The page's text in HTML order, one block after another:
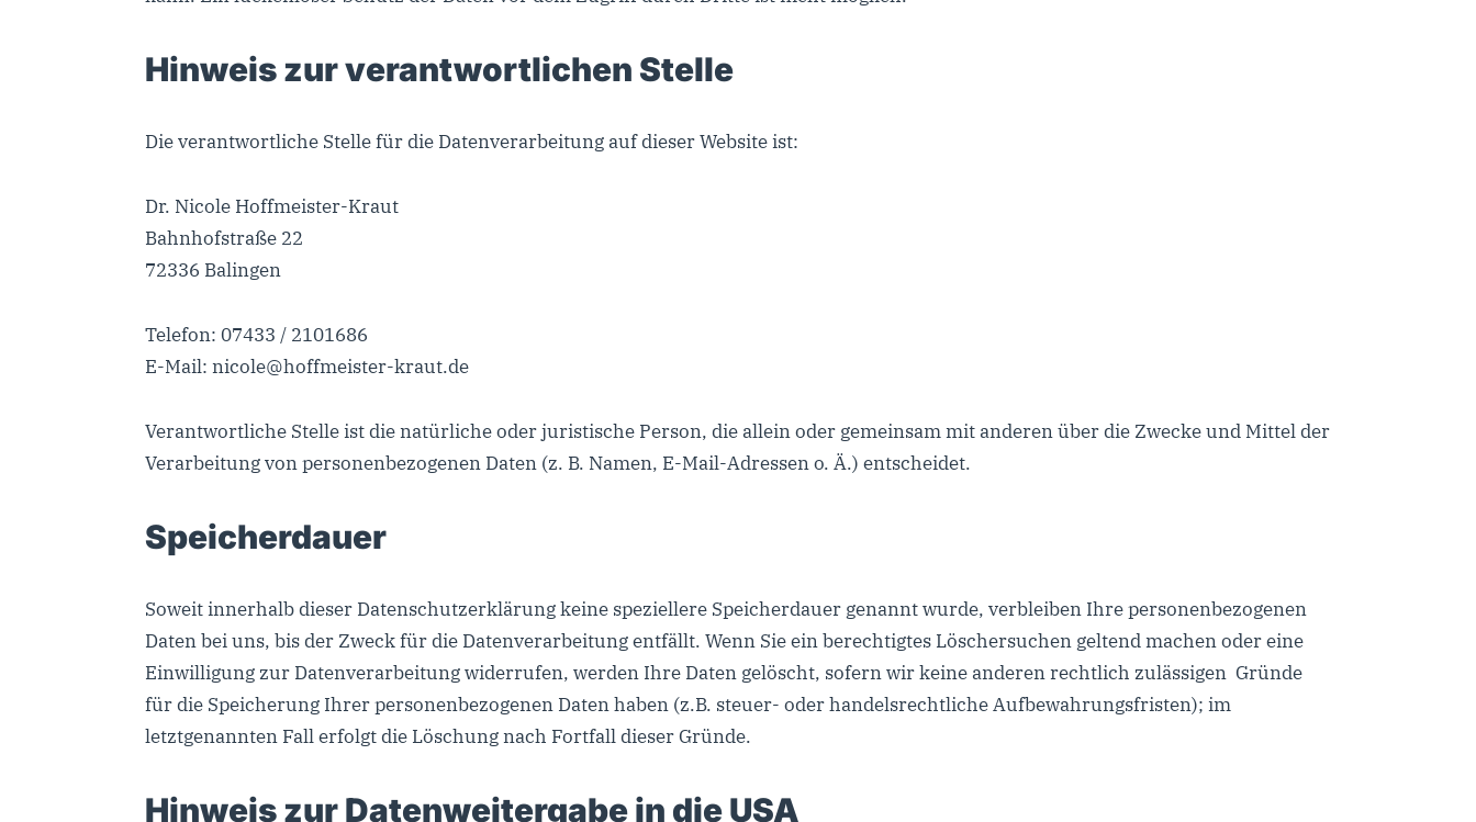
Hinweis zur verantwortlichen Stelle
Die verantwortliche Stelle für die Datenverarbeitung auf dieser Website ist:
Dr. Nicole Hoffmeister-Kraut
Bahnhofstraße 22
72336 Balingen
Telefon: 07433 / 2101686
E-Mail: nicole@hoffmeister-kraut.de
Verantwortliche Stelle ist die natürliche oder juristische Person, die allein oder gemeinsam mit anderen über die Zwecke und Mittel der
Verarbeitung von personenbezogenen Daten (z. B. Namen, E-Mail-Adressen o. Ä.) entscheidet.
Speicherdauer
Soweit innerhalb dieser Datenschutzerklärung keine speziellere Speicherdauer genannt wurde, verbleiben Ihre personenbezogenen
Daten bei uns, bis der Zweck für die Datenverarbeitung entfällt. Wenn Sie ein berechtigtes Löschersuchen geltend machen oder eine
Einwilligung zur Datenverarbeitung widerrufen, werden Ihre Daten gelöscht, sofern wir keine anderen rechtlich zulässigen Gründe
für die Speicherung Ihrer personenbezogenen Daten haben (z.B. steuer- oder handelsrechtliche Aufbewahrungsfristen); im
letztgenannten Fall erfolgt die Löschung nach Fortfall dieser Gründe.
Hinweis zur Datenweitergabe in die USA